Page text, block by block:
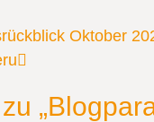
Oktober